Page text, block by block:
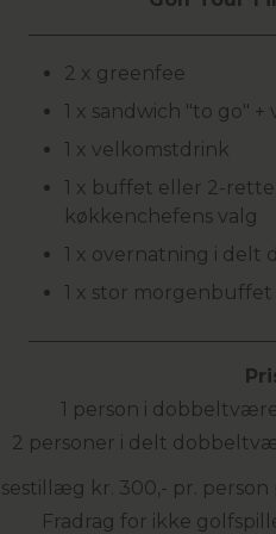
2 x greenfee
1 x sandwich "to go" +
1 x velkomstdrink
1 x buffet eller 2-
køkkenchefens valg
1 x overnatning i delt
1 x stor morgenbuffet
1 person i
2 personer i delt
kr. 300,- pr. person
Fradrag for ikke